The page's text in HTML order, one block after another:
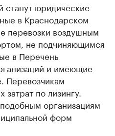
станут юридические
в Краснодарском
перевозки воздушным
не подчиняющимся
в Перечень
и имеющие
Перевозчикам
затрат по лизингу.
организациям
форм